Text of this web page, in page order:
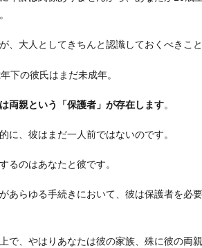
は
確
実
お
り
に
、大人としてきちんと認識しておくべきこと
下の彼氏はまだ未成年。
両親という「保護者」が存在します。
に、彼はまだ一人前ではないのです。
るのはあなたと彼です。
あらゆる手続きにおいて、彼は保護者を必
で、やはりあなたは彼の家族、殊に彼の両